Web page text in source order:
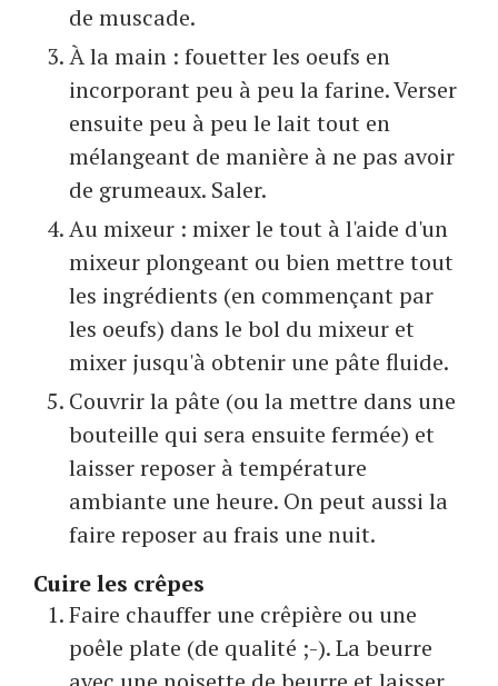
de muscade.
À la main : fouetter les oeufs en
incorporant peu à peu la farine. Verser
ensuite peu à peu le lait tout en
mélangeant de manière à ne pas avoir
de grumeaux. Saler.
Au mixeur : mixer le tout à l'aide d'un
mixeur plongeant ou bien mettre tout
les ingrédients (en commençant par
les oeufs) dans le bol du mixeur et
mixer jusqu'à obtenir une pâte fluide.
Couvrir la pâte (ou la mettre dans une
bouteille qui sera ensuite fermée) et
laisser reposer à température
ambiante une heure. On peut aussi la
faire reposer au frais une nuit.
Cuire les crêpes
Faire chauffer une crêpière ou une
poêle plate (de qualité ;-). La beurre